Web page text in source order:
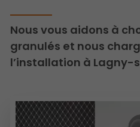
Nous vous aidons à
granulés et nous
l’installation à Lagny-